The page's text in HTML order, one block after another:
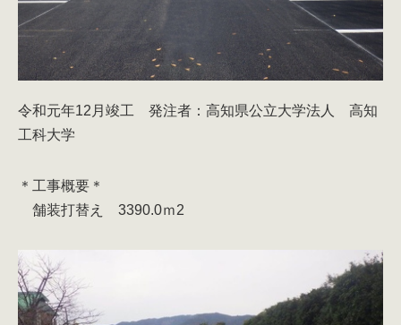
令和元年12月竣工 発注者：高知県公立大学法人 高知
工科大学
＊工事概要＊
舗装打替え 3390.0ｍ2